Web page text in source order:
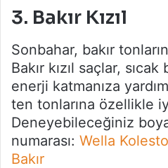
3. Bakır Kızıl
Sonbahar, bakır
Bakır kızıl saçlar,
enerji katmanıza
ten tonlarına özellikle
Deneyebileceğiniz
numarası: Wella
Bakır